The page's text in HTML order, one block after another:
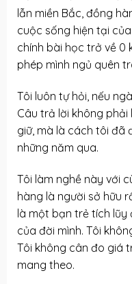
lẫn miền Bắc, đồng
cuộc sống hiện tại
chính bài học trở về 0
phép mình ngủ quên
Tôi luôn tự hỏi, nếu
Câu trả lời không
giữ, mà là cách tôi đã
những năm qua.
Tôi làm nghề này với
hàng là người sở hữu
là một bạn trẻ tích lũy
của đời mình. Tôi
Tôi không cân đo giá
mang theo.